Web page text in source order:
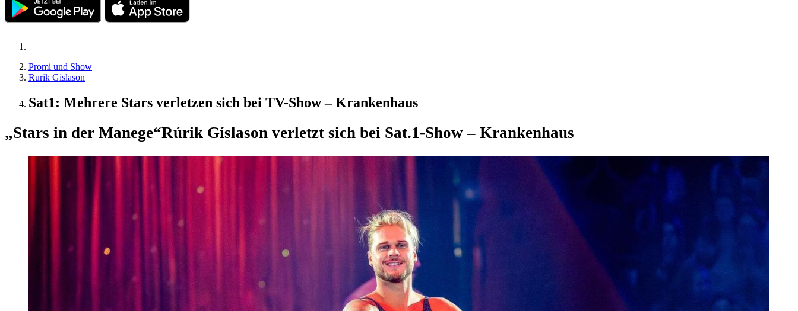
Promi und Show
Rurik Gislason
Sat1: Mehrere Stars verletzen sich bei TV-Show – Krankenhaus
„Stars in der Manege“Rúrik Gíslason verletzt sich bei Sat.1-Show – Krankenhaus